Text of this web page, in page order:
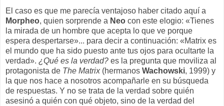
El caso es que me parecía ventajoso haber citado aquí a
Morpheo, quien sorprende a Neo con este elogio: «Tienes
la mirada de un hombre que acepta lo que ve porque
espera despertarse»... para decir a continuación: «Matrix es
el mundo que ha sido puesto ante tus ojos para ocultarte la
verdad». ¿Qué es la verdad? es la pregunta que moviliza al
protagonista de The Matrix (hermanos Wachowski, 1999) y
la que nos hace a nosotros acompañarle en su búsqueda
de respuestas. Y no se trata de la verdad sobre quién
asesinó a quién con qué objeto, sino de la verdad del